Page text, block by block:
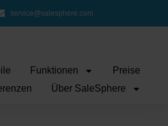
service@salesphere.com
Funktionen
Preise
Über SaleSphere